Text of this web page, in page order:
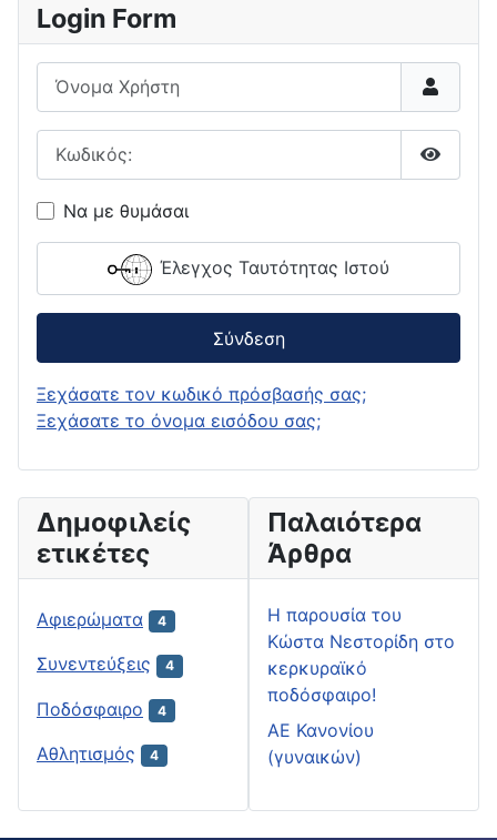
Login Form
Όνομα Χρήστη
Να με θυμάσαι
Έλεγχος Ταυτότητας Ιστού
Σύνδεση
Ξεχάσατε τον κωδικό πρόσβασής σας;
Ξεχάσατε το όνομα εισόδου σας;
Δημοφιλείς
ετικέτες
Αφιερώματα 4
Συνεντεύξεις 4
Ποδόσφαιρο 4
Αθλητισμός 4
Παλαιότερα
Άρθρα
H παρουσία του
Κώστα Νεστορίδη στο
κερκυραϊκό
ποδόσφαιρο!
ΑΕ Κανονίου
(γυναικών)